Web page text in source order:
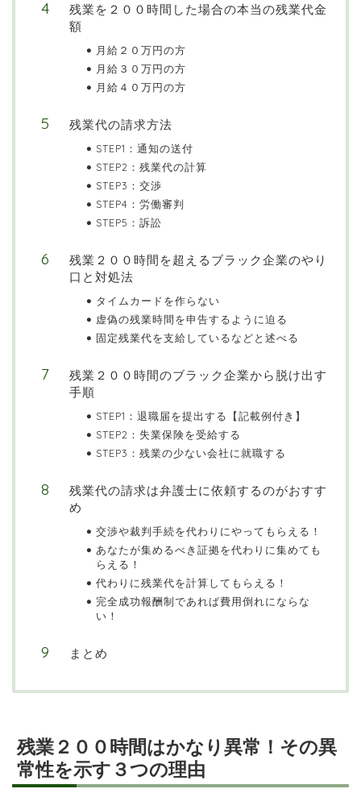
残業を２００時間した場合の本当の残業代金
額
月給２０万円の方
月給３０万円の方
月給４０万円の方
残業代の請求方法
STEP1：通知の送付
STEP2：残業代の計算
STEP3：交渉
STEP4：労働審判
STEP5：訴訟
残業２００時間を超えるブラック企業のやり
口と対処法
タイムカードを作らない
虚偽の残業時間を申告するように迫る
固定残業代を支給しているなどと述べる
残業２００時間のブラック企業から脱け出す
手順
STEP1：退職届を提出する【記載例付き】
STEP2：失業保険を受給する
STEP3：残業の少ない会社に就職する
残業代の請求は弁護士に依頼するのがおすす
め
交渉や裁判手続を代わりにやってもらえる！
あなたが集めるべき証拠を代わりに集めても
らえる！
代わりに残業代を計算してもらえる！
完全成功報酬制であれば費用倒れにならな
い！
まとめ
残業２００時間はかなり異常！その異
常性を示す３つの理由